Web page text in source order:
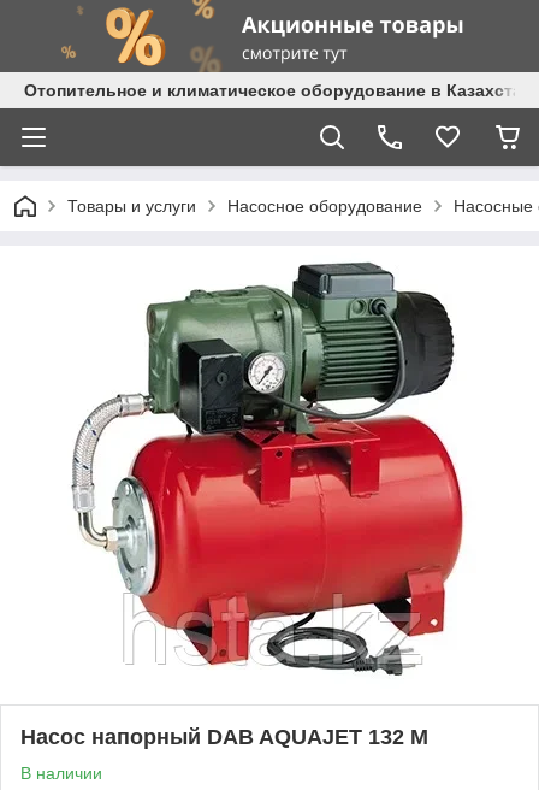
Отопительное и климатическое оборудование в
Товары и услуги Насосное оборудование Насосные
Насос напорный DAB AQUAJET 132 M
В наличии